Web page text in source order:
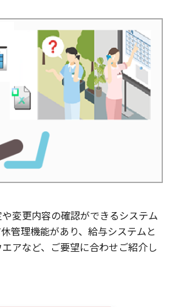
変更内容の確認ができるシステム
管理機能があり、給与システムと
アなど、ご要望に合わせご紹介し